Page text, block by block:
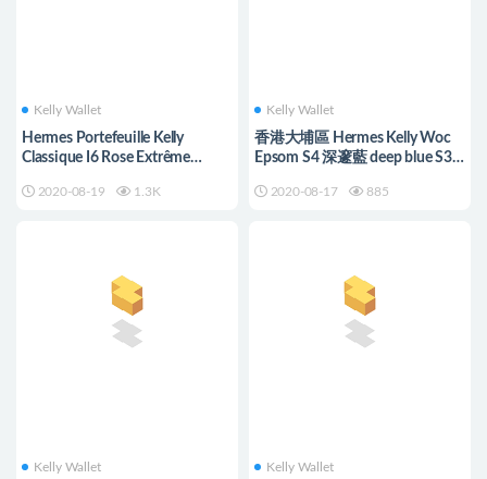
Kelly Wallet
Hermes Portefeuille Kelly
Classique I6 Rose Extrême
2020-08-19 1.3K
Kelly Wallet
香港大埔區 Hermes Kelly Woc
Epsom S4 深邃藍 deep blue S3
2020-08-17 885
Kelly Wallet Kelly Wallet